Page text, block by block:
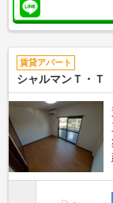
賃貸アパート
シャルマンＴ・Ｔ